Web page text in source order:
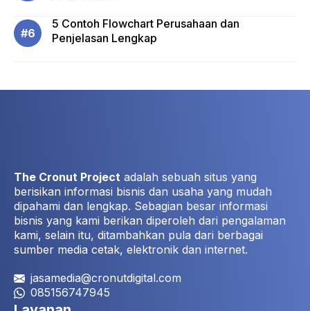
5 Contoh Flowchart Perusahaan dan
Penjelasan Lengkap
The Cronut Project adalah sebuah situs yang
berisikan informasi bisnis dan usaha yang mudah
dipahami dan lengkap. Sebagian besar informasi
bisnis yang kami berikan diperoleh dari pengalaman
kami, selain itu, ditambahkan pula dari berbagai
sumber media cetak, elektronik dan internet.
jasamedia@cronutdigital.com
085156747945